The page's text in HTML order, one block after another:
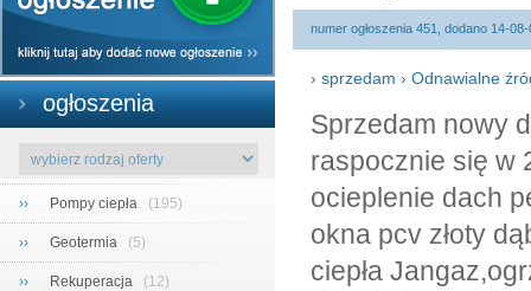
ogłoszenia
›› Pompy ciepła (195)
›› Geotermia (5)
›› Rekuperacja (12)
numer ogłoszenia 451, dodano 14-
› sprzedam › Odnawialne
Sprzedam nowy
raspocznie się w
ocieplenie dach
okna pcv złoty
ciepła